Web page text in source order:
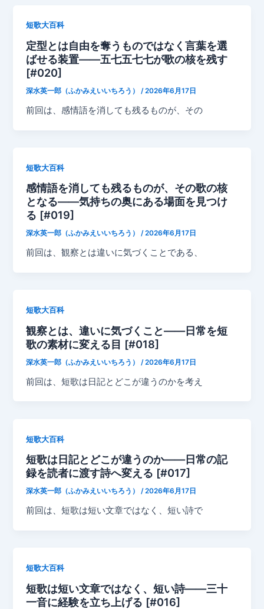
短歌大百科
定型とは自由を奪うものではなく言葉を選
ばせる装置——五七五七七が歌の核を残す
[#020]
深水英一郎（ふかみえいいちろう）/2026年6月17日
前回は、感情語を消しても残るものが、その
短歌大百科
感情語を消しても残るものが、その歌の核
となる——気持ちの奥にある場面を見つけ
る [#019]
深水英一郎（ふかみえいいちろう）/2026年6月17日
前回は、観察とは違いに気づくことである、
短歌大百科
観察とは、違いに気づくこと——日常を短
歌の素材に変える目 [#018]
深水英一郎（ふかみえいいちろう） /2026年6月17日
前回は、短歌は日記とどこが違うのかを考え
短歌大百科
短歌は日記とどこが違うのか——日常の記
録を読者に渡す詩へ変える [#017]
深水英一郎（ふかみえいいちろう）/2026年6月17日
前回は、短歌は短い文章ではなく、短い詩で
短歌大百科
短歌は短い文章ではなく、短い詩——三十
一音に経験を立ち上げる [#016]